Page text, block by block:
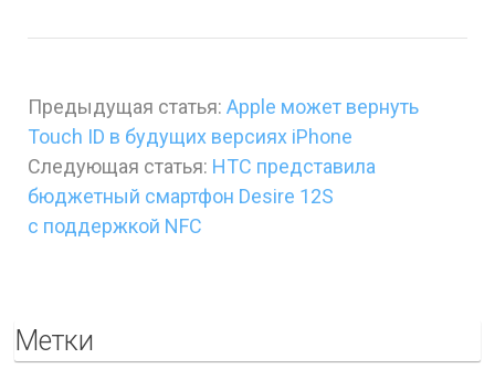
Предыдущая статья: Apple может вернуть
Touch ID в будущих версиях iPhone
Следующая статья: HTC представила
бюджетный смартфон Desire 12S
с поддержкой NFC
Метки